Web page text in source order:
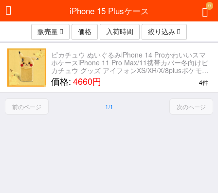
0
iPhone 15 Plusケース
販売量 価格 入荷時間 絞り込み
ピカチュウ ぬいぐるみiPhone 14 Proかわいいスマ
ホケースiPhone 11 Pro Max/11携帯カバー冬向けピ
カチュウ グッズ アイフォンXS/XR/X/8plusポケモン
キャラクター黄色ふわふわxs xmaxケース女子
価格:4660円 4件
前のページ 1/1 次のページ